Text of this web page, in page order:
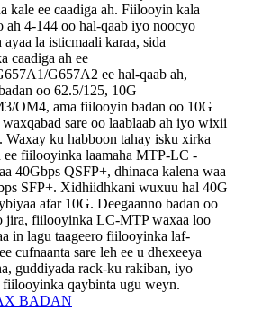
kale ee caadiga ah. Fiilooyin kala
ah 4-144 oo hal-qaab iyo noocyo
ayaa la isticmaali karaa, sida
caadiga ah ee
G657A2 ee hal-qaab ah,
oo 62.5/125, 10G
OM4, ama fiilooyin badan oo 10G
sare oo laablaab ah iyo wixii
Waxay ku habboon tahay isku xirka
ee fiilooyinka laamaha MTP-LC -
40Gbps QSFP+, dhinaca kalena waa
SFP+. Xidhiidhkani wuxuu hal 40G
afar 10G. Deegaanno badan oo
jira, fiilooyinka LC-MTP waxaa loo
in lagu taageero fiilooyinka laf-
cufnaanta sare leh ee u dhexeeya
guddiyada rack-ku rakiban, iyo
qaybinta ugu weyn.
BADAN